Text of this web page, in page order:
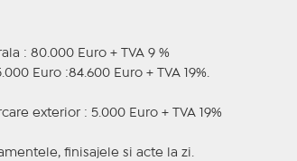
: 80.000 Euro + TVA 9 %
Euro :84.600 Euro + TVA 19%.
exterior : 5.000 Euro + TVA 19%
finisajele si acte la zi.